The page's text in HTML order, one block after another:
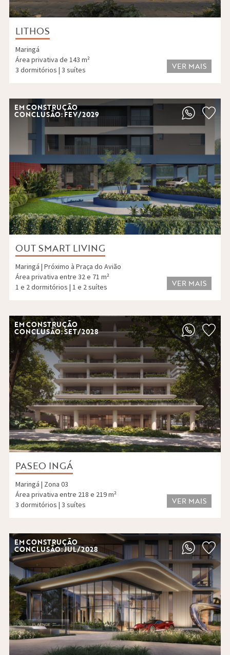
LITHOS
Maringá
Área privativa de 143 m²
3 dormitórios | 3 suítes
VER MAIS
EM CONSTRUÇÃO
CONCLUSÃO: FEV/2029
OUT SMART LIVING
Maringá | Próximo à Praça do Avião
Área privativa entre 32 e 71 m²
1 e 2 dormitórios | 1 e 2 suítes
VER MAIS
EM CONSTRUÇÃO
CONCLUSÃO: SET/2028
PASEO INGÁ
Maringá | Zona 03
Área privativa entre 218 e 219 m²
3 dormitórios | 3 suítes
VER MAIS
EM CONSTRUÇÃO
CONCLUSÃO: JUL/2028